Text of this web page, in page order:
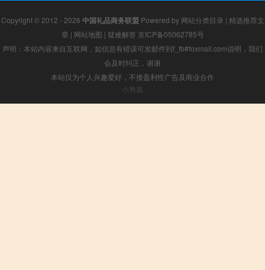
Copyright © 2012 - 2026 中国礼品商务联盟 Powered by 网站分类目录 | 精选推荐文
章 | 网站地图 | 疑难解答 京ICP备05062785号
声明：本站内容来自互联网，如信息有错误可发邮件到f_fb#foxmail.com说明，我们
会及时纠正，谢谢
本站仅为个人兴趣爱好，不接盈利性广告及商业合作
小男孩